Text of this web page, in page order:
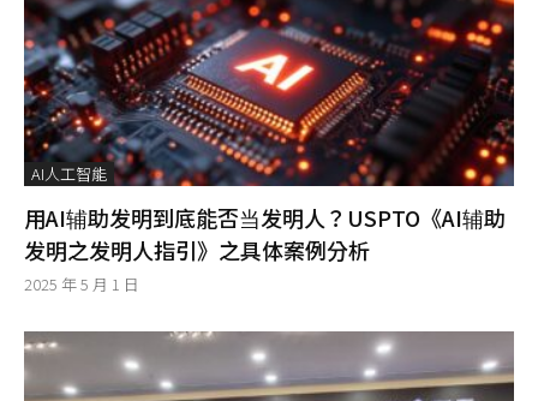
AI人工智能
用AI辅助发明到底能否当发明人？USPTO《AI辅助
发明之发明人指引》之具体案例分析
2025 年 5 月 1 日